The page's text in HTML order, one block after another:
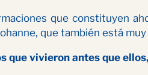
que constituyen
que también está muy
que vivieron antes que